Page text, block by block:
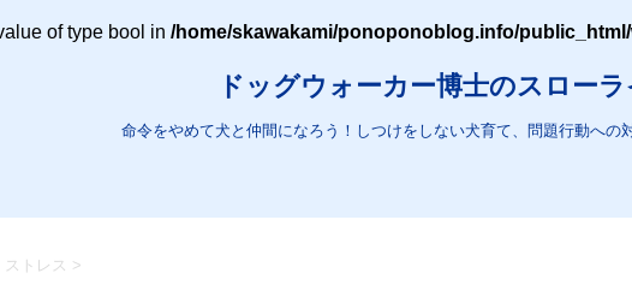
of type bool in /home/skawakami/ponoponoblog.info/
ドッグウォーカー博士のスロー
命令をやめて犬と仲間になろう！しつけをしない犬育て、問題行動への
ストレス >